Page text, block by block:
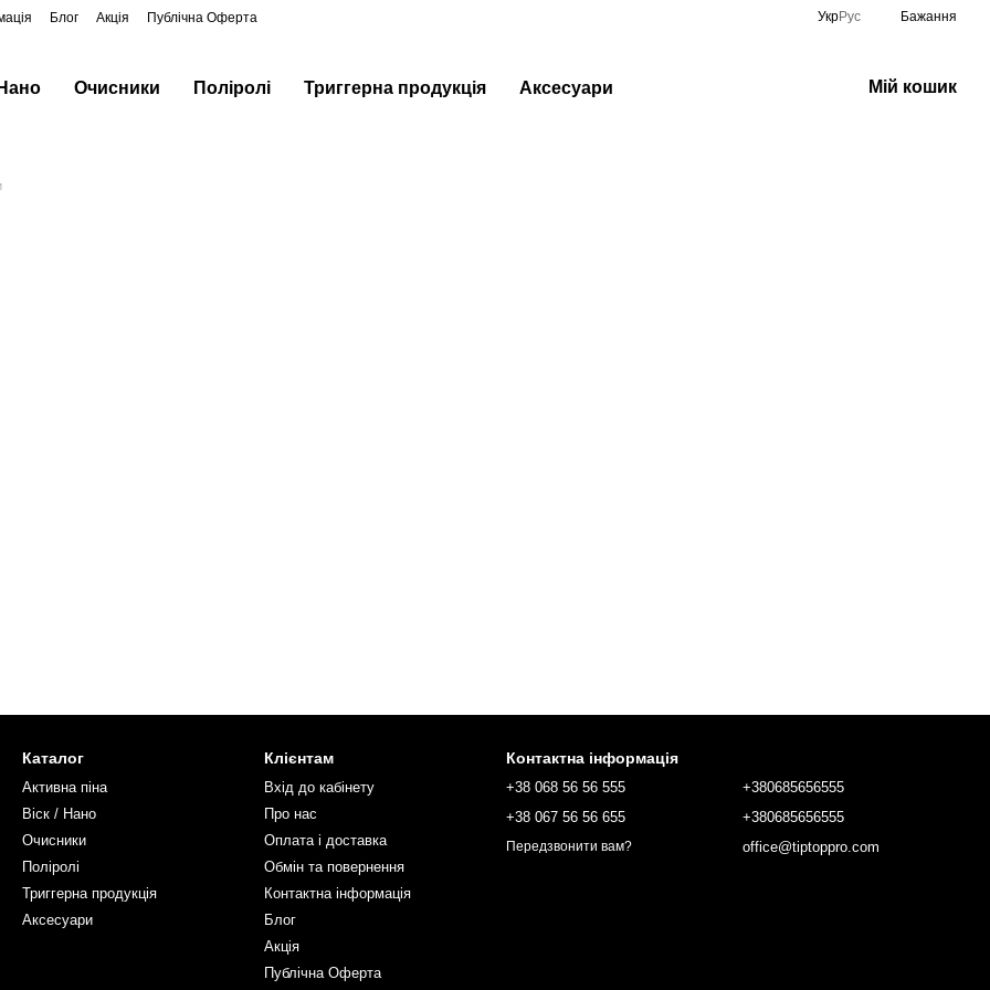
Блог Акція Публічна Оферта УкрРус Бажання
Очисники Поліролі Триггерна продукція Аксесуари Мій кошик
Каталог
Активна піна
Віск / Нано
Очисники
Поліролі
Триггерна продукція
Аксесуари
Клієнтам
Вхід до кабінету
Про нас
Оплата і доставка
Обмін та повернення
Контактна інформація
Блог
Акція
Публічна Оферта
Контактна інформація
+38 068 56 56 555
+38 067 56 56 655
Передзвонити вам?
+380685656555
+380685656555
office@tiptoppro.com